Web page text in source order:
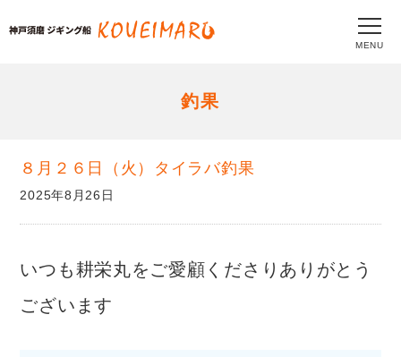
MENU
釣果
８月２６日（火）タイラバ釣果
2025年8月26日
いつも耕栄丸をご愛顧くださりありがとう
ございます